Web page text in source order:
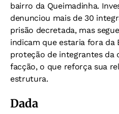
bairro da Queimadinha.
denunciou mais de 30
prisão decretada, mas
indicam que estaria fora da
proteção de integrantes da
facção, o que reforça sua
estrutura.
Dada